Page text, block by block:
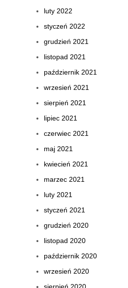
luty 2022
styczeń 2022
grudzień 2021
listopad 2021
październik 2021
wrzesień 2021
sierpień 2021
lipiec 2021
czerwiec 2021
maj 2021
kwiecień 2021
marzec 2021
luty 2021
styczeń 2021
grudzień 2020
listopad 2020
październik 2020
wrzesień 2020